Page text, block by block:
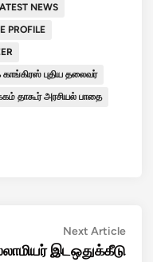
NEWS
PROFILE
காங்கிரஸ் புதிய தலைவர்
தாகூர் அரசியல் பாதை
Next ArticleNext
இடஒதுக்கீடு